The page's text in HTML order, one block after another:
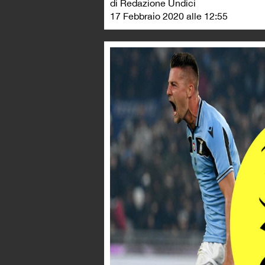
di Redazione Undici
17 Febbraio 2020 alle 12:55